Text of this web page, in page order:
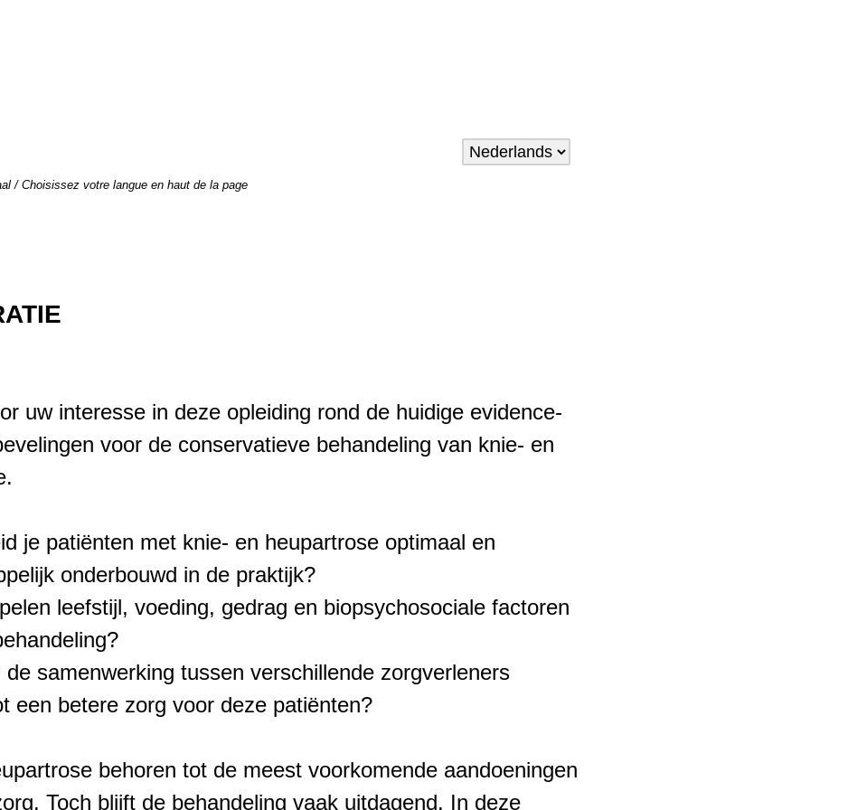
/ Choisissez votre langue en haut de la page
uw interesse in deze opleiding rond de huidige evidence-
voor de conservatieve behandeling van knie- en
je patiënten met knie- en heupartrose optimaal en
onderbouwd in de praktijk?
leefstijl, voeding, gedrag en biopsychosociale factoren
de samenwerking tussen verschillende zorgverleners
een betere zorg voor deze patiënten?
behoren tot de meest voorkomende aandoeningen
Toch blijft de behandeling vaak uitdagend. In deze